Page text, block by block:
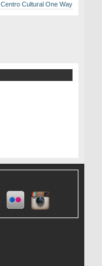
Centro Cultural One Way